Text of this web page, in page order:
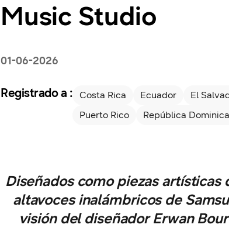
Music Studio
01-06-2026
Registrado a : Costa Rica Ecuador El
Puerto Rico
República
Diseñados como piezas artísticas
altavoces inalámbricos de
visión del diseñador Erwan